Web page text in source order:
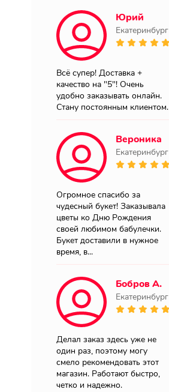
Юрий
Екатеринбург
Всё супер! Доставка +
качество на "5"! Очень
удобно заказывать онлайн.
Стану постоянным клиентом.
Вероника
Екатеринбург
Огромное спасибо за
чудесный букет! Заказывала
цветы ко Дню Рождения
своей любимом бабулечки.
Букет доставили в нужное
время, в...
Бобров А.
Екатеринбург
Делал заказ здесь уже не
один раз, поэтому могу
смело рекомендовать этот
магазин. Работают быстро,
четко и надежно.